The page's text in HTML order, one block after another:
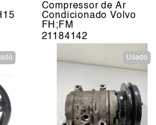
Compressor de Ar
Condicionado Volvo
FH;FM
21184142
Usado